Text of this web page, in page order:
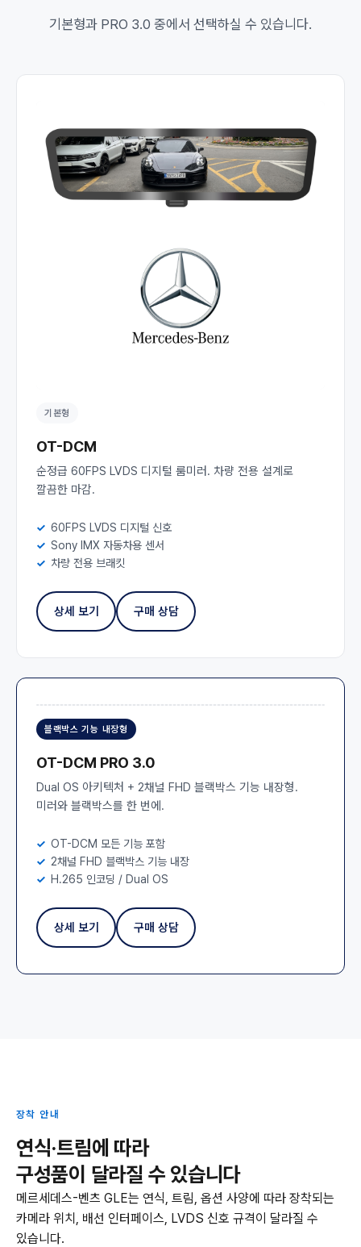
기본형과 PRO 3.0 중에서 선택하실 수 있습니다.
기본형
OT-DCM
순정급 60FPS LVDS 디지털 룸미러. 차량 전용 설계로
깔끔한 마감.
60FPS LVDS 디지털 신호
Sony IMX 자동차용 센서
차량 전용 브래킷
상세 보기 구매 상담
블랙박스 기능 내장형
OT-DCM PRO 3.0
Dual OS 아키텍처 + 2채널 FHD 블랙박스 기능 내장형.
미러와 블랙박스를 한 번에.
OT-DCM 모든 기능 포함
2채널 FHD 블랙박스 기능 내장
H.265 인코딩 / Dual OS
상세 보기 구매 상담
장착 안내
연식·트림에 따라
구성품이 달라질 수 있습니다
메르세데스-벤츠 GLE는 연식, 트림, 옵션 사양에 따라 장착되는
카메라 위치, 배선 인터페이스, LVDS 신호 규격이 달라질 수
있습니다.